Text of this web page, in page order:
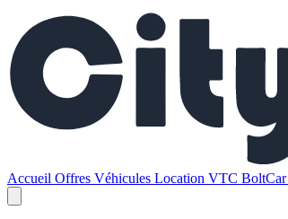
Accueil Offres Véhicules Location VTC BoltCar